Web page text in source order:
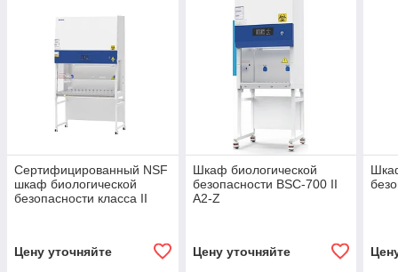
Сертифицированный NSF
шкаф биологической
безопасности класса II
Цену уточняйте
Шкаф биологической
безопасности BSC-700 II
A2-Z
Цену уточняйте